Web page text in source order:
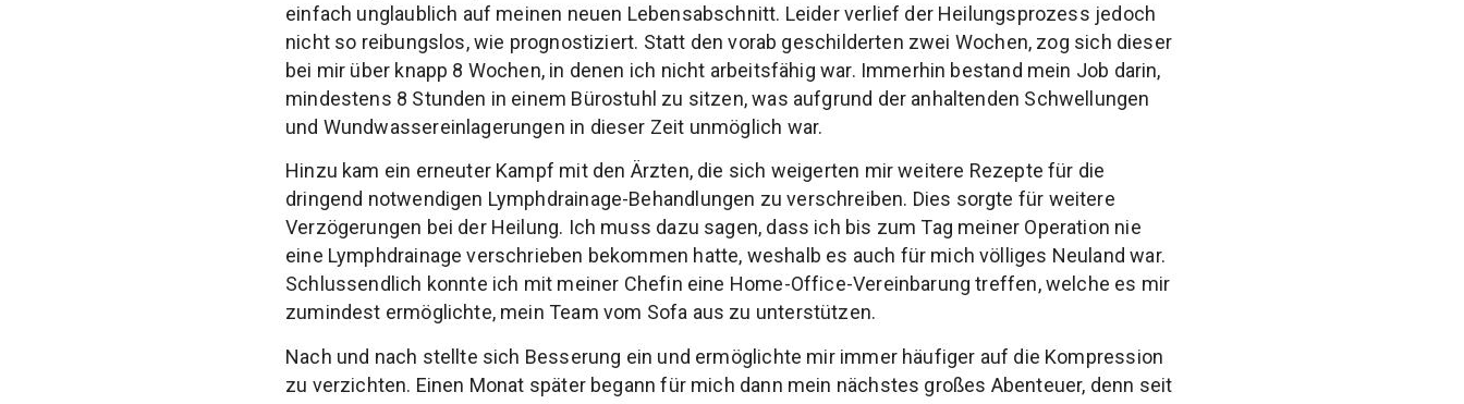
einfach unglaublich auf meinen neuen Lebensabschnitt. Leider verlief der Heilungsprozess jedoch
nicht so reibungslos, wie prognostiziert. Statt den vorab geschilderten zwei Wochen, zog sich dieser
bei mir über knapp 8 Wochen, in denen ich nicht arbeitsfähig war. Immerhin bestand mein Job darin,
mindestens 8 Stunden in einem Bürostuhl zu sitzen, was aufgrund der anhaltenden Schwellungen
und Wundwassereinlagerungen in dieser Zeit unmöglich war.
Hinzu kam ein erneuter Kampf mit den Ärzten, die sich weigerten mir weitere Rezepte für die
dringend notwendigen Lymphdrainage-Behandlungen zu verschreiben. Dies sorgte für weitere
Verzögerungen bei der Heilung. Ich muss dazu sagen, dass ich bis zum Tag meiner Operation nie
eine Lymphdrainage verschrieben bekommen hatte, weshalb es auch für mich völliges Neuland war.
Schlussendlich konnte ich mit meiner Chefin eine Home-Office-Vereinbarung treffen, welche es mir
zumindest ermöglichte, mein Team vom Sofa aus zu unterstützen.
Nach und nach stellte sich Besserung ein und ermöglichte mir immer häufiger auf die Kompression
zu verzichten. Einen Monat später begann für mich dann mein nächstes großes Abenteuer, denn seit